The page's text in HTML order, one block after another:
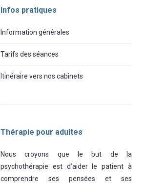
Infos pratiques
Information générales
Tarifs des séances
Itinéraire vers nos cabinets
Thérapie pour adultes
Nous croyons que le but de la
psychothérapie est d’aider le patient à
comprendre ses pensées et ses